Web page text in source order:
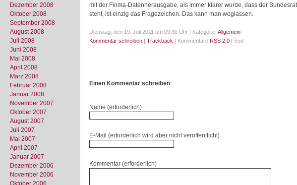
Dezember 2008
Oktober 2008
September 2008
August 2008
Juli 2008
Juni 2008
Mai 2008
April 2008
März 2008
Februar 2008
Januar 2008
November 2007
Oktober 2007
August 2007
Juli 2007
Mai 2007
April 2007
Januar 2007
Dezember 2006
November 2006
Oktober 2006
mit der Finma-Datenherausgabe, als immer klarer wurde, dass der
steht, ist einzig das Fragezeichen. Das kann man weglassen.
Dienstag, den 19. Juli 2011 um 09:30 Uhr | Kategorie: Allgemein
Kommentar schreiben | Trackback | Kommentare RSS 2.0 Feed
Einen Kommentar schreiben
Name (erforderlich)
E-Mail (erforderlich wird aber nicht veröffentlicht)
Kommentar (erforderlich)